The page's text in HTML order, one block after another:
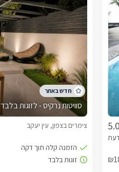
סוויטות נרקיס - לזוגות בלבד
צימרים בצפון, עין יעקב